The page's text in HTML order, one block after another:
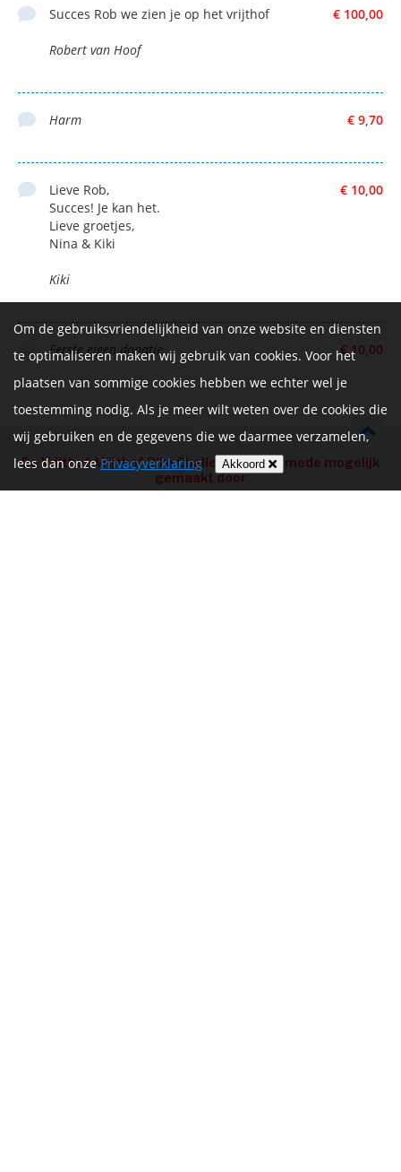
€ 100,00
Succes Rob we zien je op het vrijthof
Robert van Hoof
€ 9,70
Harm
€ 10,00
Lieve Rob,
Succes! Je kan het.
Lieve groetjes,
Nina & Kiki
Kiki
€ 10,00
Eerste eigen donatie
De Vrijthof-Vrijthof Bike Challenge wordt mede mogelijk
gemaakt door
Om de gebruiksvriendelijkheid van onze website en diensten
te optimaliseren maken wij gebruik van cookies. Voor het
plaatsen van sommige cookies hebben we echter wel je
toestemming nodig. Als je meer wilt weten over de cookies die
wij gebruiken en de gegevens die we daarmee verzamelen,
lees dan onzePrivacyverklaring Akkoord